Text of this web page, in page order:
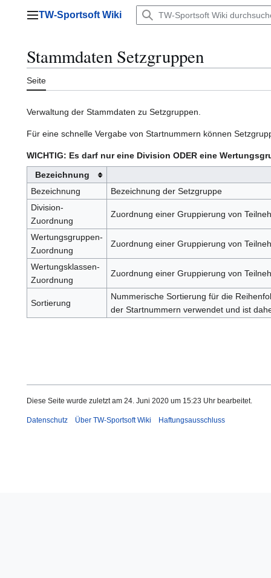
Hauptmenü
TW-Sportsoft Wiki
Stammdaten Setzgruppen
Seite
Verwaltung der Stammdaten zu Setzgruppen.
Für eine schnelle Vergabe von Startnummern können
WICHTIG: Es darf nur eine Division ODER eine
Bezeichnung
Bezeichnung
Bezeichnung der Setzgruppe
Division-
Zuordnung
Zuordnung einer Gruppierung von
Wertungsgruppen-
Zuordnung
Zuordnung einer Gruppierung von
Wertungsklassen-
Zuordnung
Zuordnung einer Gruppierung von
Sortierung
Nummerische Sortierung für die
der Startnummern verwendet und ist
Diese Seite wurde zuletzt am 24. Juni 2020 um 15:23 Uhr bearbeitet.
Datenschutz Über TW-Sportsoft Wiki Haftungsausschluss